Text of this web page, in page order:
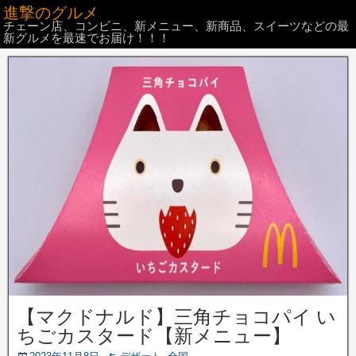
進撃のグルメ
チェーン店、コンビニ、新メニュー、新商品、スイーツなどの最
新グルメを最速でお届け！！！
【マクドナルド】三角チョコパイ い
ちごカスタード【新メニュー】